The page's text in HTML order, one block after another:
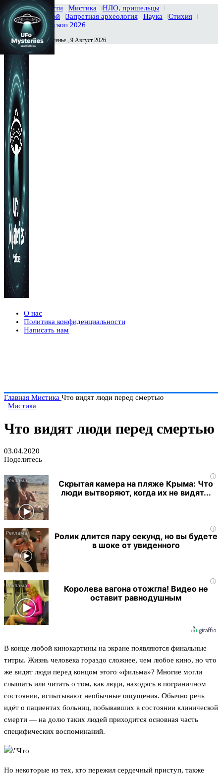
Главная Новости Мистика
НЛО, пришельцы
Тайны вселенной
Запретная археология Наука
Стихия
История
Гороскоп 2026
Сегодня Воскресенье , 9 Август 2026
О нас
Политика конфиденциальности
Написать нам
Главная Мистика Что видят люди перед смертью
Мистика
Что видят люди перед смертью
03.04.2020
Поделитесь
i
Скрытая камера на пляже Крыма: Что
люди вытворяют, когда их не видят...
i
Ролик длится пару секунд, но вы будете
в шоке от увиденного
i
Королева вагона отожгла! Видео не
оставит равнодушным
В конце любой кинокартины на экране появляются финальные
титры. Жизнь человека гораздо сложнее, чем любое кино, но что
же видят люди перед концом этого «фильма»? Многие могли
слышать или читать о том, как люди, находясь в пограничном
состоянии, испытывают необычные ощущения. Обычно речь
идёт о пациентах больниц, побывавших в состоянии клинической
смерти — на долю таких людей приходится основная часть
специфических воспоминаний.
Но некоторые из тех, кто пережил сердечный приступ, также